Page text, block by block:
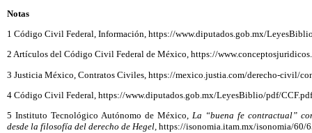
Notas
1 Código Civil Federal, Información, https://www.diputados.gob.mx/
2 Artículos del Código Civil Federal de México, https://
3 Justicia México, Contratos Civiles, https://mexico.justia.com/derecho-civil/
4 Código Civil Federal, https://www.diputados.gob.mx/LeyesBiblio/pdf/CCF.pdf
5 Instituto Tecnológico Autónomo de México, La “buena fe contractual”
desde la filosofía del derecho de Hegel, https://isonomia.itam.mx/isonomia/60/